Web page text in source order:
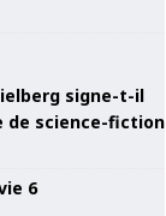
signe-t-il
de science-fiction